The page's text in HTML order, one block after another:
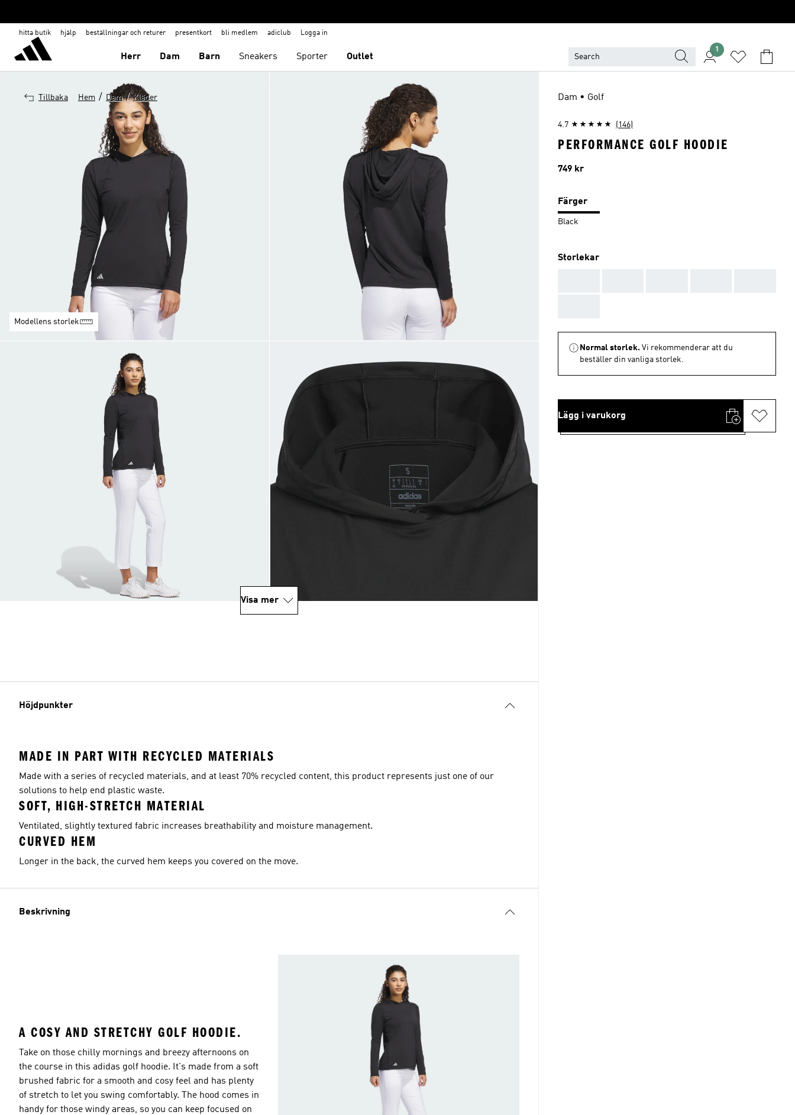
hitta butik hjälp beställningar och returer presentkort bli medlem adiclub Logga in
Herr Dam Barn Sneakers Sporter Outlet
1
Tillbaka Hem / Dam / Kläder
Modellens storlek
Visa mer
Höjdpunkter
MADE IN PART WITH RECYCLED MATERIALS
Made with a series of recycled materials, and at least 70% recycled content, this product represents just one of our
solutions to help end plastic waste.
SOFT, HIGH-STRETCH MATERIAL
Ventilated, slightly textured fabric increases breathability and moisture management.
CURVED HEM
Longer in the back, the curved hem keeps you covered on the move.
Beskrivning
A COSY AND STRETCHY GOLF HOODIE.
Take on those chilly mornings and breezy afternoons on
the course in this adidas golf hoodie. It's made from a soft
brushed fabric for a smooth and cosy feel and has plenty
of stretch to let you swing comfortably. The hood comes in
handy for those windy areas, so you can keep focused on
Dam • Golf
4.7 (146)
PERFORMANCE GOLF HOODIE
Pris
749 kr
Färger
Black
Storlekar
Normal storlek. Vi rekommenderar att du
beställer din vanliga storlek.
Lägg i varukorg